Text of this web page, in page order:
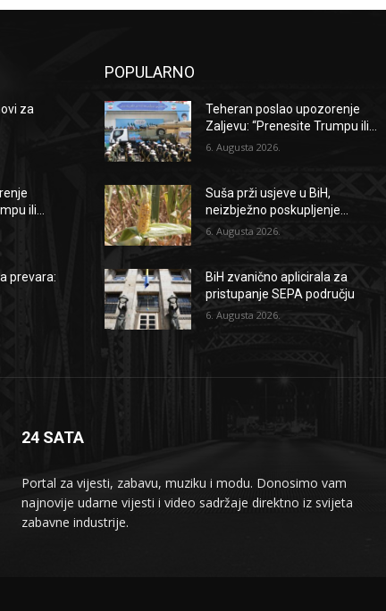
za
ili...
prevara:
POPULARNO
Teheran poslao upozorenje
Zaljevu: “Prenesite Trumpu ili...
6. Augusta 2026.
Suša prži usjeve u BiH,
neizbježno poskupljenje...
6. Augusta 2026.
BiH zvanično aplicirala za
pristupanje SEPA području
6. Augusta 2026.
24 SATA
Portal za vijesti, zabavu, muziku i modu. Donosimo vam
najnovije udarne vijesti i video sadržaje direktno iz svijeta
zabavne industrije.